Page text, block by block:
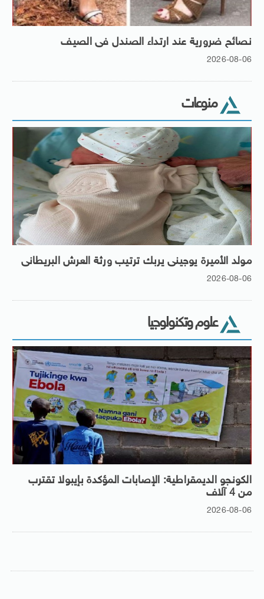
نصائح ضرورية عند ارتداء الصندل فى الصيف
2026-08-06
منوعات
مولد الأميرة يوجينى يربك ترتيب ورثة العرش البريطانى
2026-08-06
علوم وتكنولوجيا
الكونجو الديمقراطية: الإصابات المؤكدة بإيبولا تقترب
من 4 آلاف
2026-08-06